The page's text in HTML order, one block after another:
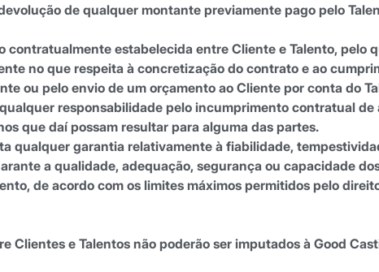
de qualquer montante previamente pago pelo
contratualmente estabelecida entre Cliente e Talento, pelo
no que respeita à concretização do contrato e ao
ou pelo envio de um orçamento ao Cliente por conta do
responsabilidade pelo incumprimento contratual de
que daí possam resultar para alguma das partes.
qualquer garantia relativamente à fiabilidade,
a qualidade, adequação, segurança ou capacidade
de acordo com os limites máximos permitidos pelo
Clientes e Talentos não poderão ser imputados à Good